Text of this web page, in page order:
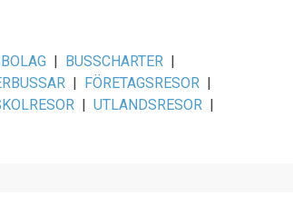
| BUSSCHARTER |
| FÖRETAGSRESOR |
| UTLANDSRESOR |